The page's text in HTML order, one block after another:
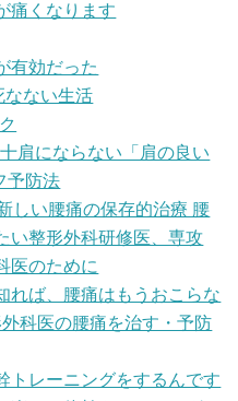
痛くなります
有効だった
ない生活
肩にならない「肩の良い
予防法
しい腰痛の保存的治療 腰
い整形外科研修医、専攻
医のために
れば、腰痛はもうおこらな
科医の腰痛を治す・予防
トレーニングをするんです